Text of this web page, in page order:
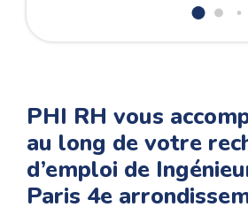
PHI RH vous
au long de votre
d’emploi de
Paris 4e